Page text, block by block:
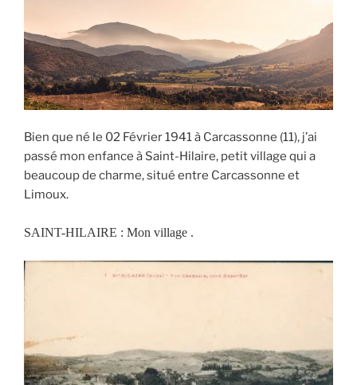
Bien que né le 02 Février 1941 à Carcassonne (11), j’ai
passé mon enfance à Saint-Hilaire, petit village qui a
beaucoup de charme, situé entre Carcassonne et
Limoux.
SAINT-HILAIRE : Mon village .